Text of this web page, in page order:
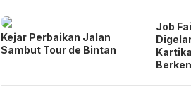
Kejar Perbaikan Jalan
Sambut Tour de Bintan
Job